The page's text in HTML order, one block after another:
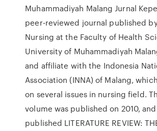
Muhammadiyah Malang Jurnal
peer-reviewed journal published
Nursing at the Faculty of Health
University of Muhammadiyah
and affiliate with the Indonesia
Association (INNA) of Malang,
on several issues in nursing field.
volume was published on 2010,
published LITERATURE REVIEW: